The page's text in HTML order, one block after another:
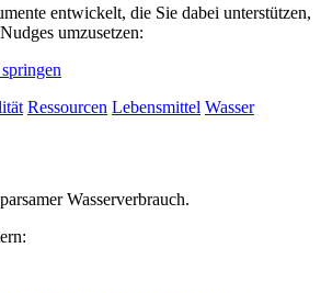
entwickelt, die Sie dabei unterstützen,
umzusetzen:
Ressourcen Lebensmittel Wasser
Wasserverbrauch.